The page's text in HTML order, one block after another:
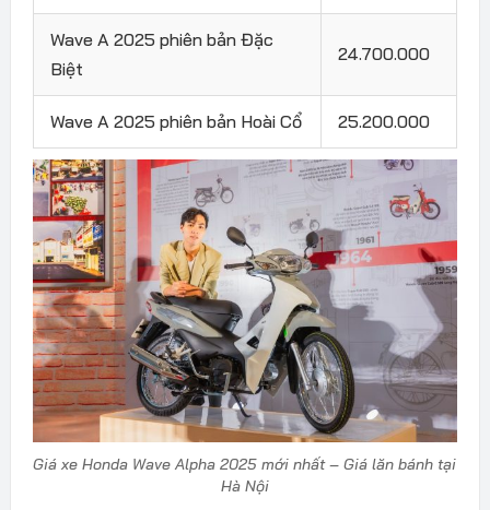
Wave A 2025 phiên bản Đặc
Biệt
24.700.000
Wave A 2025 phiên bản Hoài Cổ 25.200.000
Giá xe Honda Wave Alpha 2025 mới nhất – Giá lăn bánh tại
Hà Nội